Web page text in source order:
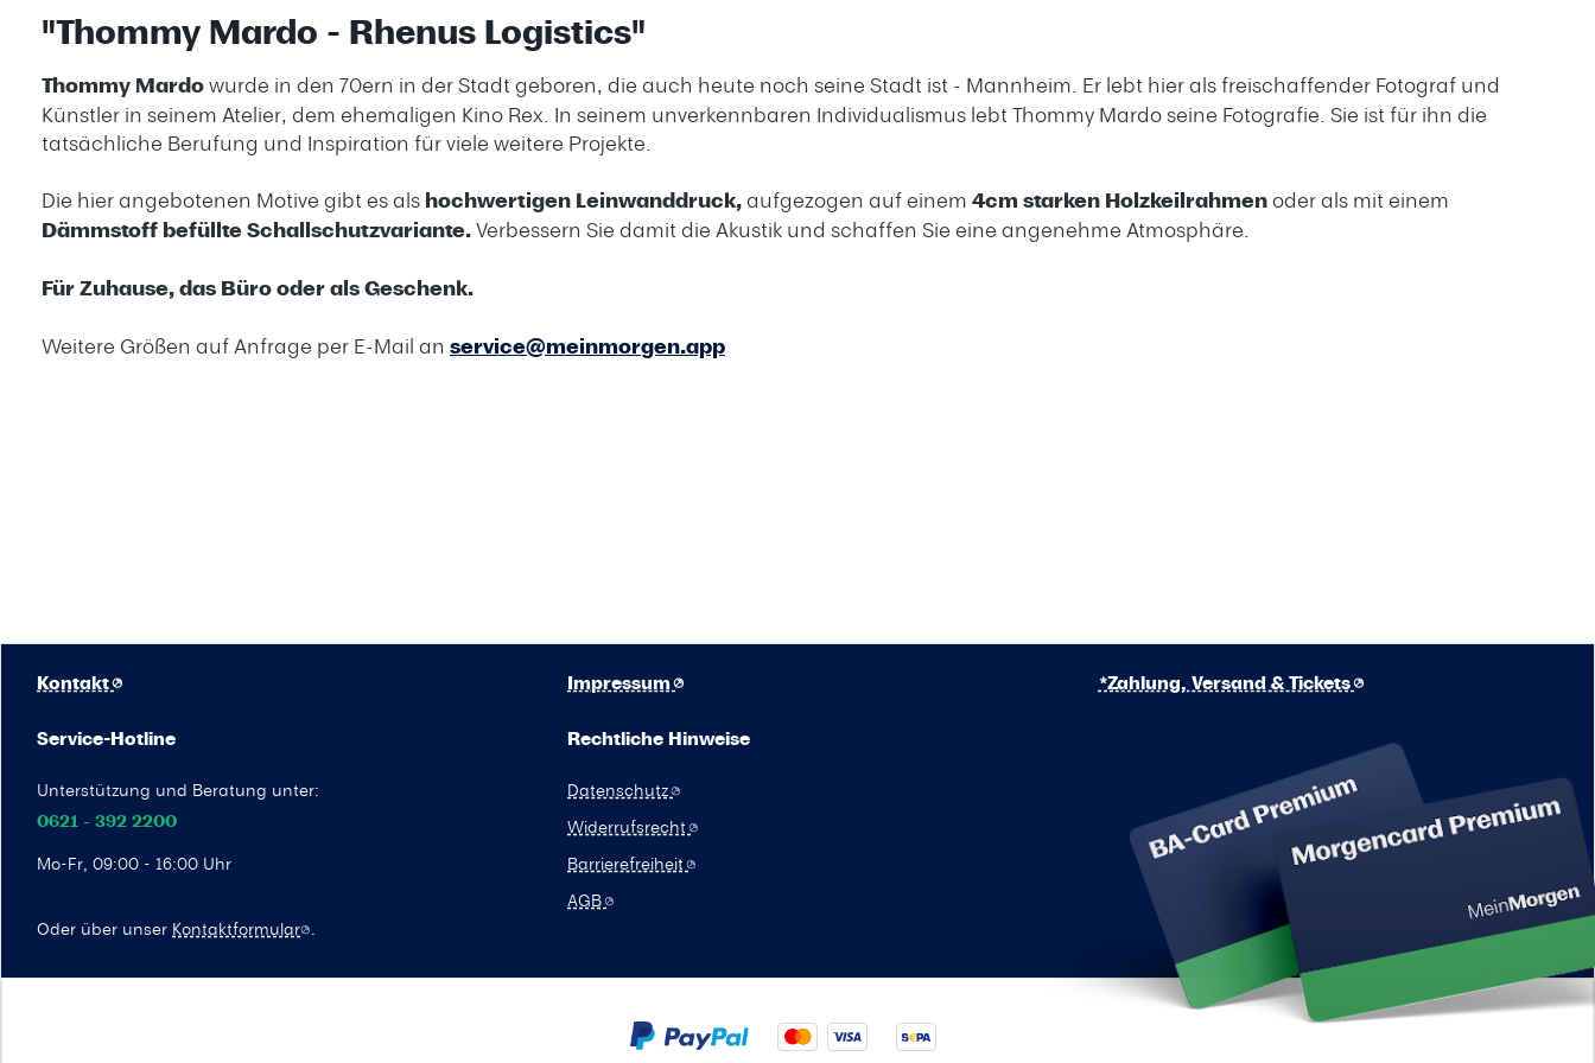
"Thommy Mardo - Rhenus Logistics"
Thommy Mardowurde in den 70ern in der Stadt geboren, die auch heute noch seine Stadt ist - Mannheim. Er lebt hier als freischaffender Fotograf und
Künstler in seinem Atelier, dem ehemaligen Kino Rex. In seinem unverkennbaren Individualismus lebt Thommy Mardo seine Fotografie. Sie ist für ihn die
tatsächliche Berufung und Inspiration für viele weitere Projekte.
Die hier angebotenen Motive gibt es als hochwertigen Leinwanddruck,aufgezogen auf einem 4cm starken Holzkeilrahmenoder als mit einem
Dämmstoff befüllte Schallschutzvariante.Verbessern Sie damit die Akustik und schaffen Sie eine angenehme Atmosphäre.
Für Zuhause, das Büro oder als Geschenk.
Weitere Größen auf Anfrage per E-Mail an service@meinmorgen.app
Service-Hotline
Unterstützung und Beratung unter:
0621 - 392 2200
Mo-Fr, 09:00 - 16:00 Uhr
Oder über unser Kontaktformular .
Kontakt Impressum *Zahlung, Versand & Tickets
Rechtliche Hinweise
Datenschutz
Widerrufsrecht
Barrierefreiheit
AGB